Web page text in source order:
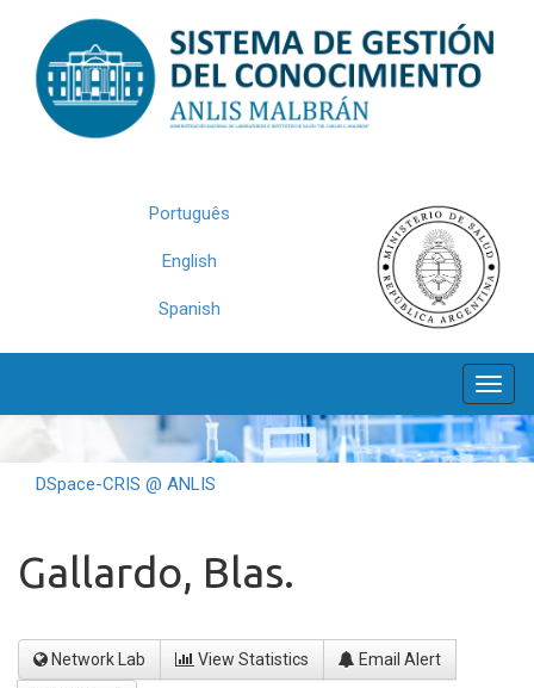
navigation
Português
English
Spanish
DSpace-CRIS @ ANLIS
Gallardo, Blas.
Network Lab View Statistics Email Alert